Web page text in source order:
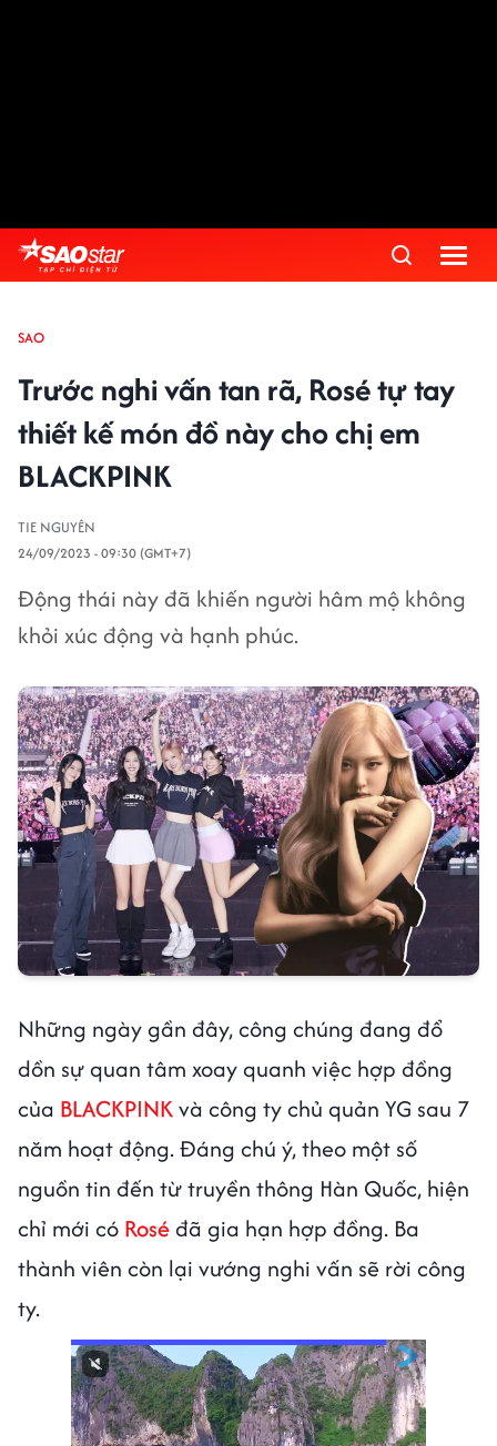
SAO
Trước nghi vấn tan rã, Rosé tự tay
thiết kế món đồ này cho chị em
BLACKPINK
TIE NGUYÊN
24/09/2023 - 09:30 (GMT+7)
Động thái này đã khiến người hâm mộ không
khỏi xúc động và hạnh phúc.
Những ngày gần đây, công chúng đang đổ
dồn sự quan tâm xoay quanh việc hợp đồng
của BLACKPINKvà công ty chủ quản YG sau 7
năm hoạt động. Đáng chú ý, theo một số
nguồn tin đến từ truyền thông Hàn Quốc, hiện
chỉ mới có Roséđã gia hạn hợp đồng. Ba
thành viên còn lại vướng nghi vấn sẽ rời công
ty.